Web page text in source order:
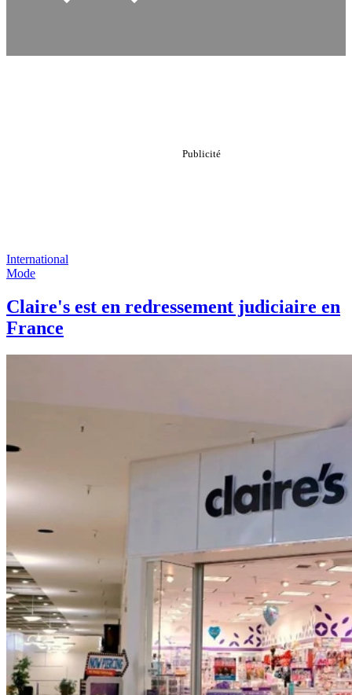
International
Mode
Claire's est en redressement judiciaire en
France